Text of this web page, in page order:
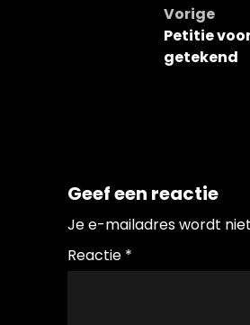
Bericht
Vorige
Petitie
getekend
Geef een reactie
Je e-mailadres wordt
Reactie *